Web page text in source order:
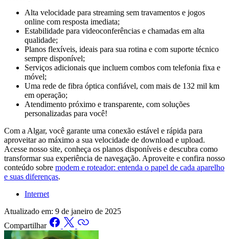
Alta velocidade para streaming sem travamentos e jogos
online com resposta imediata;
Estabilidade para videoconferências e chamadas em alta
qualidade;
Planos flexíveis, ideais para sua rotina e com suporte técnico
sempre disponível;
Serviços adicionais que incluem combos com telefonia fixa e
móvel;
Uma rede de fibra óptica confiável, com mais de 132 mil km
em operação;
Atendimento próximo e transparente, com soluções
personalizadas para você!
Com a Algar, você garante uma conexão estável e rápida para
aproveitar ao máximo a sua velocidade de download e upload.
Acesse nosso site, conheça os planos disponíveis e descubra como
transformar sua experiência de navegação. Aproveite e confira nosso
conteúdo sobre modem e roteador: entenda o papel de cada aparelho
e suas diferenças.
Internet
Atualizado em: 9 de janeiro de 2025
Compartilhar